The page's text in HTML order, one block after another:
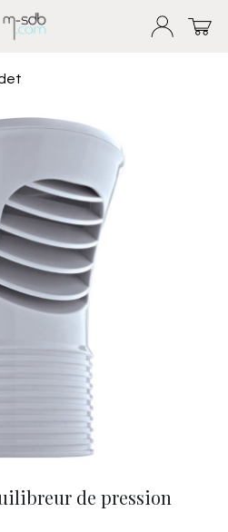
de pression